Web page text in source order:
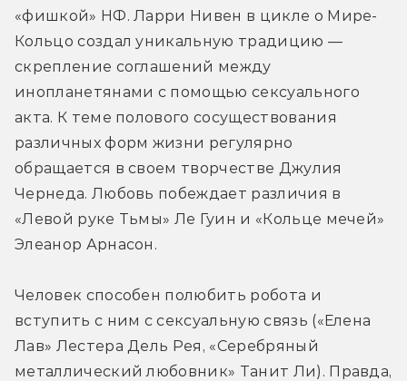
«фишкой» НФ. Ларри Нивен в цикле о Мире-
Кольцо создал уникальную традицию —
скрепление соглашений между
инопланетянами с помощью сексуального
акта. К теме полового сосуществования
различных форм жизни регулярно
обращается в своем творчестве Джулия
Чернеда. Любовь побеждает различия в
«Левой руке Тьмы» Ле Гуин и «Кольце мечей»
Элеанор Арнасон.
Человек способен полюбить робота и
вступить с ним с сексуальную связь («Елена
Лав» Лестера Дель Рея, «Серебряный
металлический любовник» Танит Ли). Правда,